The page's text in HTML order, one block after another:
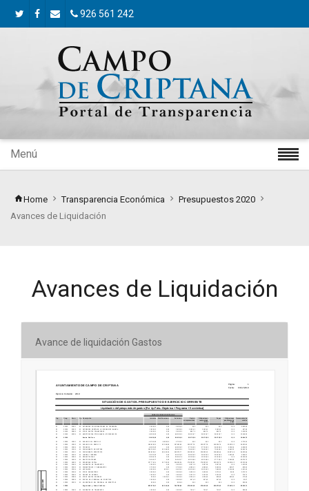
926 561 242
Menú
Home Transparencia Económica
Presupuestos 2020
Avances de Liquidación
Avances de Liquidación
Avance de liquidación Gastos